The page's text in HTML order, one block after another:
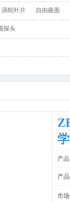
涡轮叶片 自由曲面
探头
产
产
市